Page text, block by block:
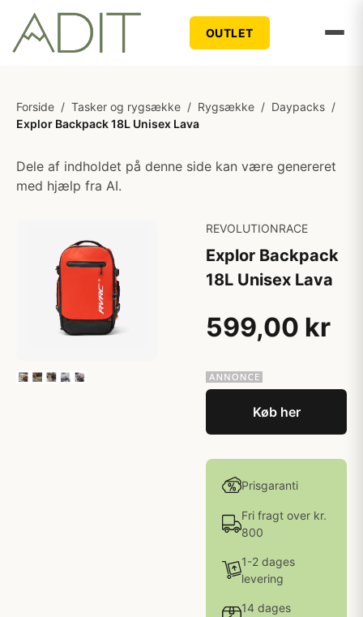
OUTLET
Forside / Tasker og rygsække / Rygsække / Daypacks /
Explor Backpack 18L Unisex Lava
Dele af indholdet på denne side kan være genereret
med hjælp fra AI.
REVOLUTIONRACE
Explor Backpack
18L Unisex Lava
599,00 kr
Køb her
Prisgaranti
Fri fragt over kr.
800
1-2 dages
levering
14 dages